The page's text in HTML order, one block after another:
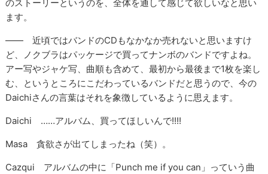
のストーリーというのを、全体を通して感じて欲しいなと思い
ます。
―― 近頃ではバンドのCDもなかなか売れないと思いますけ
ど、ノクブラはパッケージで買ってナンボのバンドですよね。
アー写やジャケ写、曲順も含めて、最初から最後まで1枚を楽し
む、というところにこだわっているバンドだと思うので、今の
Daichiさんの言葉はそれを象徴しているように思えます。
Daichi ……アルバム、買ってほしいんで!!!!
Masa 貪欲さが出てしまったね（笑）。
Cazqui アルバムの中に「Punch me if you can」っていう曲